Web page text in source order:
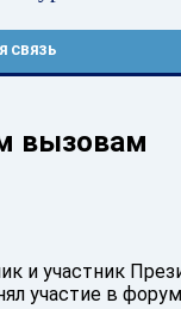
СВЯЗЬ
вызовам
и участник
участие в